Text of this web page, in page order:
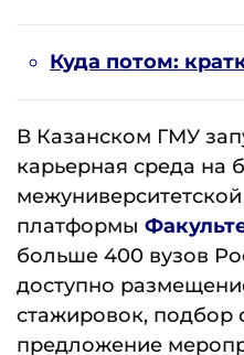
Куда потом:
В Казанском ГМУ
карьерная среда на
межуниверситетской
платформы
больше 400 вузов
доступно
стажировок, подбор
предложение